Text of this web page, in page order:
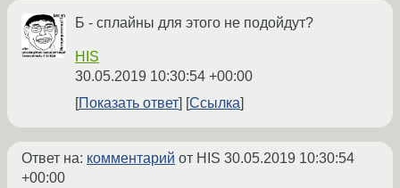
Б - сплайны для этого не подойдут?
HIS
30.05.2019 10:30:54 +00:00
Показать ответ
Ссылка
Ответ на: комментарий от HIS 30.05.2019 10:30:54
+00:00